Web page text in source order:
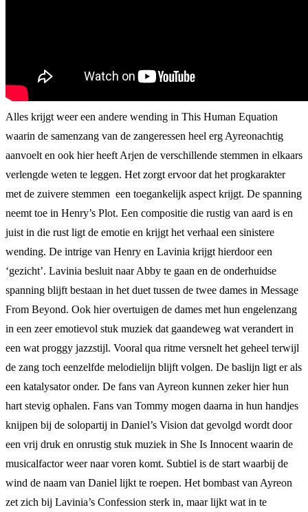
Alles krijgt weer een andere wending in This Human Equation
waarin de samenzang van de zangeressen heel erg Ayreonachtig
aanvoelt en ook hier heeft Arjen de verschillende stemmen in elkaars
verlengde weten te leggen. Het zorgt ervoor dat het progkarakter
met de zuivere stemmen een toegankelijk aspect krijgt. De spanning
neemt toe in Henry’s Plot. Een compositie die rustig van aard is en
juist in die rust ligt de emotie en krijgt het verhaal een sinistere
wending. De intrige van Henry en Lavinia krijgt hierdoor een
‘gezicht’. Lavinia besluit naar Abby te gaan en de onderhuidse
spanning blijft bestaan in het duet tussen de twee dames in Message
From Beyond. Ook hier overtuigen de dames met hun engelenzang
in een zeer emotievol stuk muziek dat gaandeweg wat verandert in
een wat proggy jazzstijl. Vooral qua ritme versnelt het geheel terwijl
de zang toch eenzelfde melodielijn blijft volgen. De baslijn ligt er als
een katalysator onder. De fans van Ayreon kunnen zeker hier hun
hart stevig ophalen. Fans van Tommy mogen daarna in hun handjes
knijpen bij de solopartij in Daniel’s Vision dat gevolgd wordt door
een vrij druk en onrustig stuk muziek in She Is Innocent waarin de
musicalfactor weer naar voren komt. Subtiel is de start waarbij de
wind de naam van Daniel lijkt te roepen. Het bombast van Ayreon
zet zich bij Lavinia’s Confession sterk in, maar lijkt wat in te